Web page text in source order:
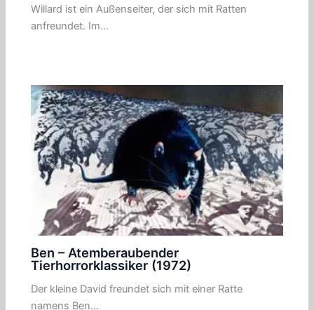
Willard ist ein Außenseiter, der sich mit Ratten
anfreundet. Im…
Ben – Atemberaubender
Tierhorrorklassiker (1972)
Der kleine David freundet sich mit einer Ratte
namens Ben…